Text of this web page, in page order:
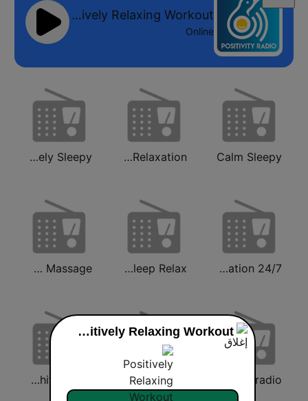
Positively Relaxing Workout
Online
Calm Sleepy
Calm Relaxation
Positively Sleepy
24/7 Deep Sleep Music Relaxing Music Insomnia Sleep Relaxing Music Study Sleep Meditation
Positively Sleep Relax
Calm Massage
Calm Chill
Positively White Noise
Positively Relaxing Workout